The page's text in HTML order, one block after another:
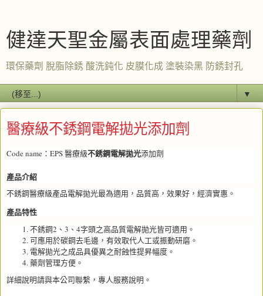
健達天聖金屬表面處理藥劑
環保藥劑 脫脂除銹 酸洗鈍化 皮膜化成 塗裝染黑 防銹封孔
▼
醫療級不銹鋼電解拋光添加劑
Code name：EPS 醫療級不銹鋼電解拋光添加劑
產品介紹
不銹鋼醫療級產品電解拋光最為適用，品質高，效果好，經濟實惠。
產品特性
不銹鋼2、3、4字頭之高品質電解拋光皆可適用。
可應用於碳鋼去毛邊，有效取代人工或振動研磨。
電解拋光之成品具優異之耐蝕性提昇幅度。
藥劑管理方便。
詳細說明請與本公司聯繫，專人服務說明。